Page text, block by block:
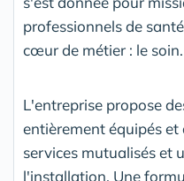
professionnels de
cœur de métier : le soin.
L'entreprise propose
entièrement équipés
services mutualisés et
l'installation. Une